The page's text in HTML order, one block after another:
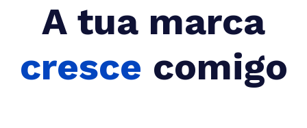
A tua marca
cresce comigo